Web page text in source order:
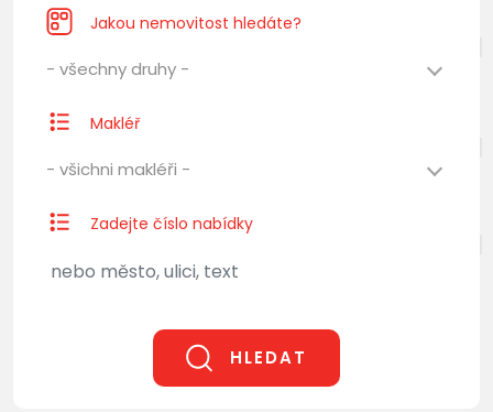
Jakou nemovitost hledáte?
- všechny druhy -
Makléř
- všichni makléři -
Zadejte číslo nabídky
HLEDAT